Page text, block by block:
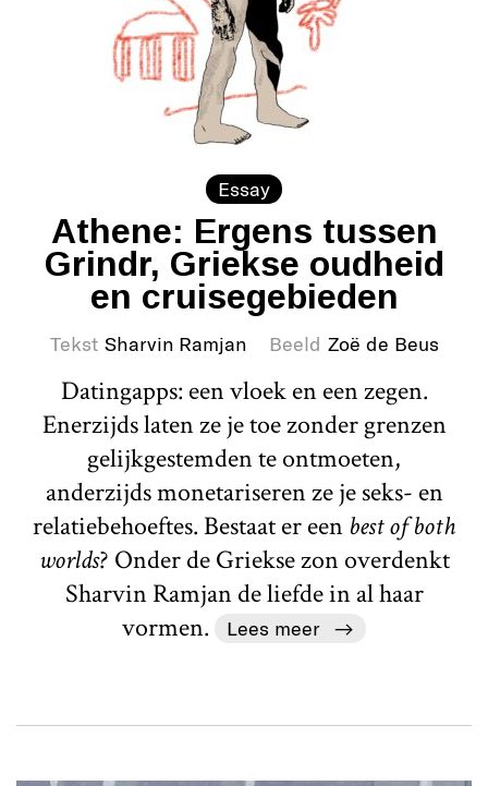
Essay
Athene: Ergens tussen
Grindr, Griekse oudheid
en cruisegebieden
Tekst Sharvin Ramjan Beeld Zoë de Beus
Datingapps: een vloek en een zegen.
Enerzijds laten ze je toe zonder grenzen
gelijkgestemden te ontmoeten,
anderzijds monetariseren ze je seks- en
relatiebehoeftes. Bestaat er een best of both
worlds? Onder de Griekse zon overdenkt
Sharvin Ramjan de liefde in al haar
vormen.
Lees meer